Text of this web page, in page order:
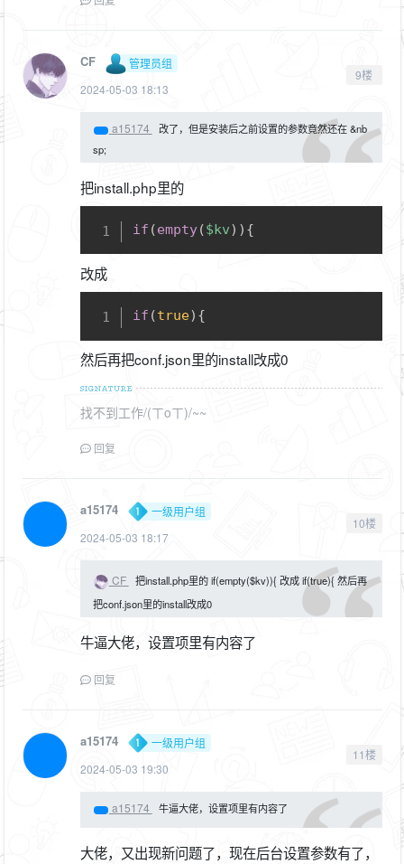
CF
管理员组
2024-05-03 18:13
9楼
a15174
改了，但是安装后之前设置的参数竟然还在 &nb
sp;
把install.php里的
if (empty($kv) ) {
改成
if (true) {
然后再把conf.json里的install改成0
找不到工作/(ㄒoㄒ)/~~
回复
a15174
一级用户组
2024-05-03 18:17
10楼
CF
把install.php里的 if(empty($kv)){ 改成 if(true){ 然后再
把conf.json里的install改成0
牛逼大佬，设置项里有内容了
回复
a15174
一级用户组
2024-05-03 19:30
11楼
a15174 牛逼大佬，设置项里有内容了
大佬，又出现新问题了，现在后台设置参数有了，